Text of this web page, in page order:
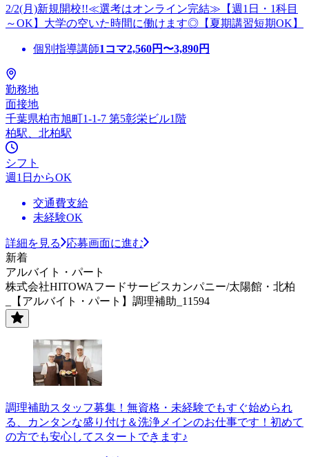
2/2(月)新規開校!!≪選考はオンライン完結≫【週1日・1科目
～OK】大学の空いた時間に働けます◎【夏期講習短期OK】
個別指導講師1コマ2,560円〜3,890円
勤務地
面接地
千葉県柏市旭町1-1-7 第5彰栄ビル1階
柏駅、北柏駅
シフト
週1日からOK
交通費支給
未経験OK
詳細を見る
応募画面に進む
新着
アルバイト・パート
株式会社HITOWAフードサービスカンパニー/太陽館・北柏
_【アルバイト・パート】調理補助_11594
調理補助スタッフ募集！無資格・未経験でもすぐ始められ
る、カンタンな盛り付け＆洗浄メインのお仕事です！初めて
の方でも安心してスタートできます♪